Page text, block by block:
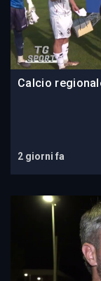
Calcio
2 giorni fa